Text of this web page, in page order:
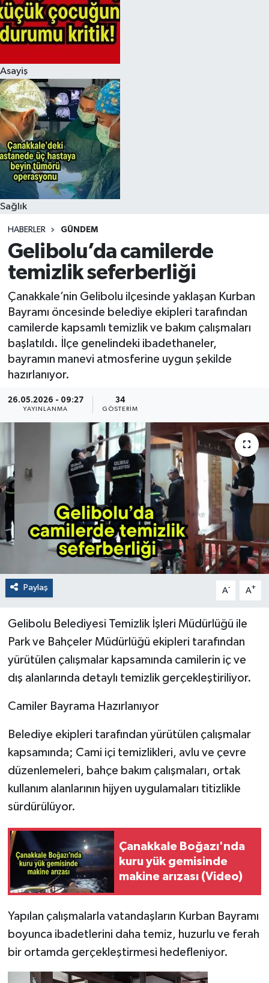
Asayiş
Sağlık
HABERLER GÜNDEM
Gelibolu’da camilerde
temizlik seferberliği
Çanakkale’nin Gelibolu ilçesinde yaklaşan Kurban
Bayramı öncesinde belediye ekipleri tarafından
camilerde kapsamlı temizlik ve bakım çalışmaları
başlatıldı. İlçe genelindeki ibadethaneler,
bayramın manevi atmosferine uygun şekilde
hazırlanıyor.
26.05.2026 - 09:27
YAYINLANMA
34
GÖSTERIM
Paylaş A- A+
Gelibolu Belediyesi Temizlik İşleri Müdürlüğü ile
Park ve Bahçeler Müdürlüğü ekipleri tarafından
yürütülen çalışmalar kapsamında camilerin iç ve
dış alanlarında detaylı temizlik gerçekleştiriliyor.
Camiler Bayrama Hazırlanıyor
Belediye ekipleri tarafından yürütülen çalışmalar
kapsamında; Cami içi temizlikleri, avlu ve çevre
düzenlemeleri, bahçe bakım çalışmaları, ortak
kullanım alanlarının hijyen uygulamaları titizlikle
sürdürülüyor.
Çanakkale Boğazı'nda
kuru yük gemisinde
makine arızası (Video)
Yapılan çalışmalarla vatandaşların Kurban Bayramı
boyunca ibadetlerini daha temiz, huzurlu ve ferah
bir ortamda gerçekleştirmesi hedefleniyor.